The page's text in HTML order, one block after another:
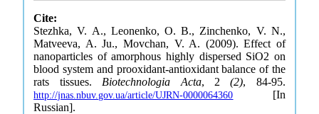
Cite:
Stezhka, V. A., Leonenko, O. B., Zinchenko, V. N.,
Matveeva, A. Ju., Movchan, V. A. (2009). Effect of
nanoparticles of amorphous highly dispersed SiO2 on
blood system and prooxidant-antioxidant balance of the
rats tissues. Biotechnologia Acta, 2(2), 84-95.
http://jnas.nbuv.gov.ua/article/UJRN-0000064360 [In
Russian].